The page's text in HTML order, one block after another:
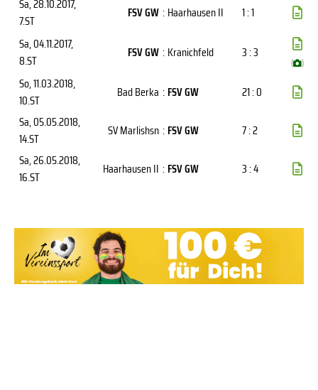
Sa, 28.10.2017,
7.ST
FSV GW : Haarhausen II
1 : 1
Sa, 04.11.2017,
8.ST
FSV GW : Kranichfeld 3 : 3
( )
So, 11.03.2018,
10.ST
Bad Berka : FSV GW
21 : 0
Sa, 05.05.2018,
14.ST
SV Marlishsn : FSV GW
7 : 2
Sa, 26.05.2018,
16.ST
Haarhausen II : FSV GW 3 : 4